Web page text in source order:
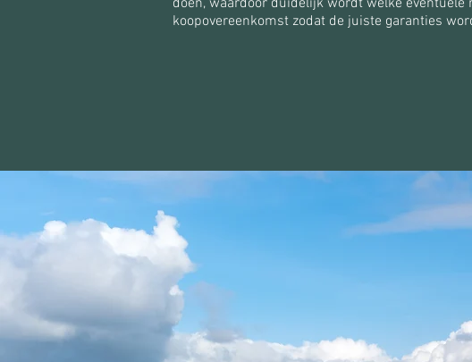
doen, waardoor duidelijk wordt welke eventuele
koopovereenkomst zodat de juiste garanties